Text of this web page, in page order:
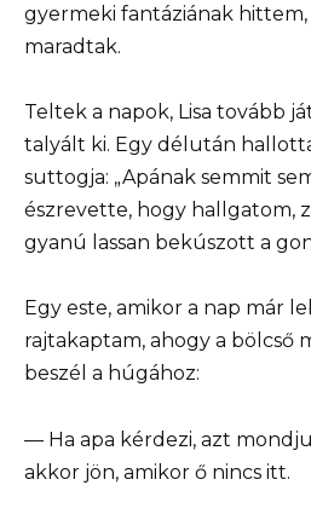
gyermeki fantáziának hittem,
maradtak.
Teltek a napok, Lisa tovább
talyált ki. Egy délután
suttogja: „Apának semmit
észrevette, hogy hallgatom,
gyanú lassan bekúszott a
Egy este, amikor a nap már
rajtakaptam, ahogy a bölcső
beszél a húgához:
— Ha apa kérdezi, azt
akkor jön, amikor ő nincs itt.